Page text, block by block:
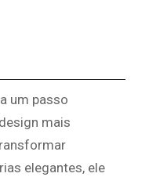
um passo
mais
elegantes, ele